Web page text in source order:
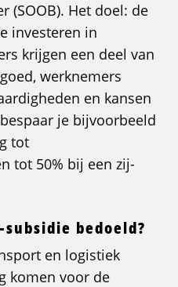
(SOOB). Het doel: de
investeren in
krijgen een deel van
werknemers
en kansen
je bijvoorbeeld
tot
tot 50% bij een zij-
subsidie bedoeld?
en logistiek
komen voor de